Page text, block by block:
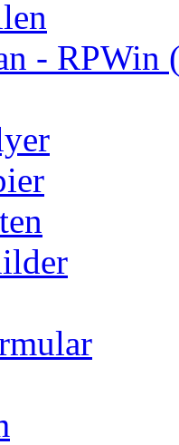
- RPWin